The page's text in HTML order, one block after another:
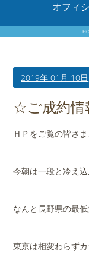
オフィ
2019年 01月 10日
☆ご成約
ＨＰをご覧の皆さ
今朝は一段と冷え
なんと長野県の最
東京は相変わらず